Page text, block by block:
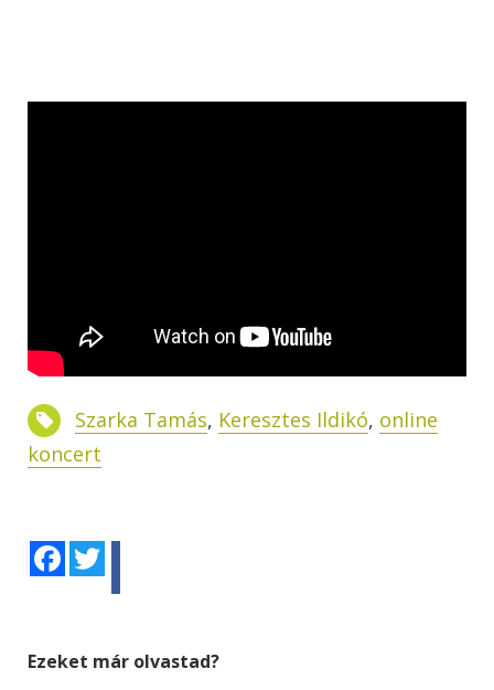
Szarka Tamás, Keresztes Ildikó, online
koncert
Facebook
Ezeket már olvastad?